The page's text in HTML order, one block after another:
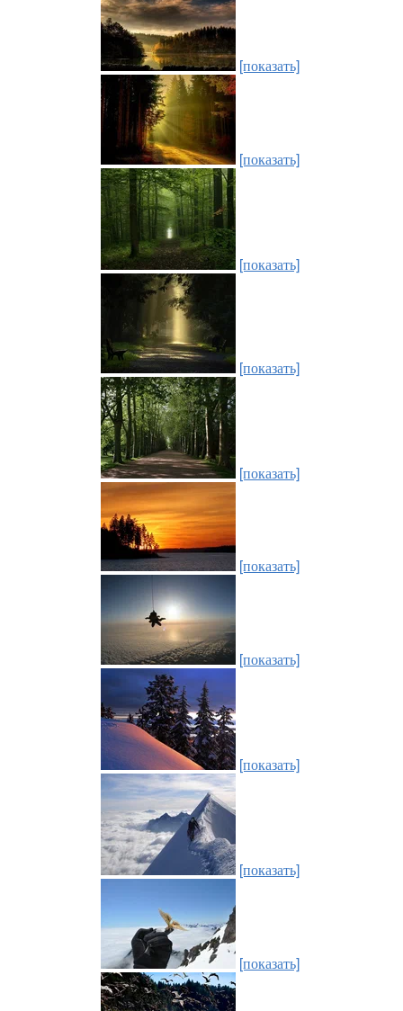
[показать]
[показать]
[показать]
[показать]
[показать]
[показать]
[показать]
[показать]
[показать]
[показать]